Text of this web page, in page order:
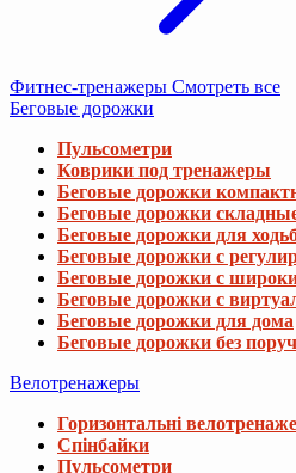
Фитнес-тренажеры Смотреть все
Беговые дорожки
Пульсометри
Коврики под тренажеры
Беговые дорожки
Беговые дорожки
Беговые дорожки для
Беговые дорожки с
Беговые дорожки с
Беговые дорожки с
Беговые дорожки для дома
Беговые дорожки без
Велотренажеры
Горизонтальні
Спінбайки
Пульсометри